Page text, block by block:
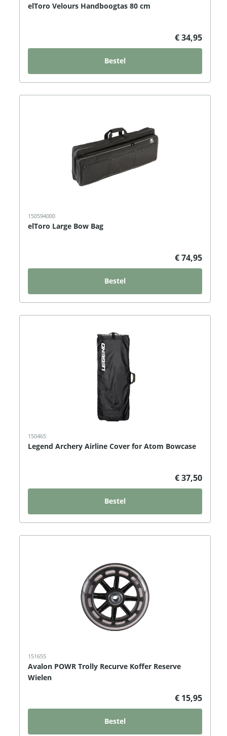
elToro Velours Handboogtas 80 cm
€ 34,95
Bestel
150594000
elToro Large Bow Bag
€ 74,95
Bestel
150465
Legend Archery Airline Cover for Atom Bowcase
€ 37,50
Bestel
151655
Avalon POWR Trolly Recurve Koffer Reserve
Wielen
€ 15,95
Bestel